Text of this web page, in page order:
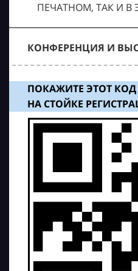
ПЕЧАТНОМ, ТАК И В
КОНФЕРЕНЦИЯ И
ПОКАЖИТЕ ЭТОТ КОД
НА СТОЙКЕ